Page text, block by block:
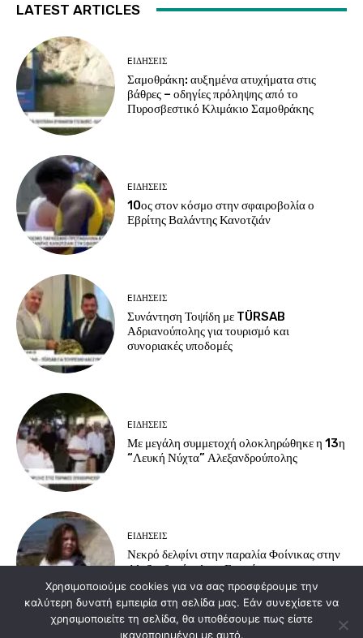
LATEST ARTICLES
EΙΔΗΣΕΙΣ
Σαμοθράκη: αυξημένα ατυχήματα στις
βάθρες – οδηγίες πρόληψης από το
Πυροσβεστικό Κλιμάκιο Σαμοθράκης
EΙΔΗΣΕΙΣ
10ος στον κόσμο στην σφαιροβολία ο
Εβρίτης Βαλάντης Κανοτζιάν
EΙΔΗΣΕΙΣ
Συνάντηση Τοψίδη με TÜRSAB
Αδριανούπολης για τουρισμό και
συνοριακές υποδομές
EΙΔΗΣΕΙΣ
Με μεγάλη συμμετοχή ολοκληρώθηκε η 13η
“Λευκή Νύχτα” Αλεξανδρούπολης
EΙΔΗΣΕΙΣ
Νεκρό δελφίνι στην παραλία Φοίνικας στην
Αλεξανδρούπολη – Επιχείρηση
περισυλλογής από τις αρχές.
Χρησιμοποιούμε cookies για να σας προσφέρουμε την
καλύτερη δυνατή εμπειρία στη σελίδα μας. Εάν συνεχίσετε να
χρησιμοποιείτε τη σελίδα, θα υποθέσουμε πως είστε
ικανοποιημένοι με αυτό.